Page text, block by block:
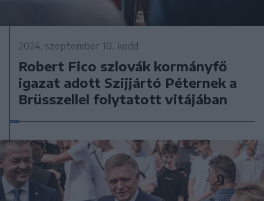
2024. szeptember 10., kedd
Robert Fico szlovák kormányfő
igazat adott Szijjártó Péternek a
Brüsszellel folytatott vitájában